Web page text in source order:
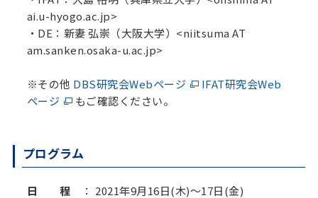
ai.u-hyogo.ac.jp>
・DE：新妻 弘崇（大阪大学）<niitsuma AT
am.sanken.osaka-u.ac.jp>
※その他 DBS研究会Webページ
IFAT研究会Web
ページ
もご確認ください。
プログラム
日 程 ： 2021年9月16日(木)～17日(金)